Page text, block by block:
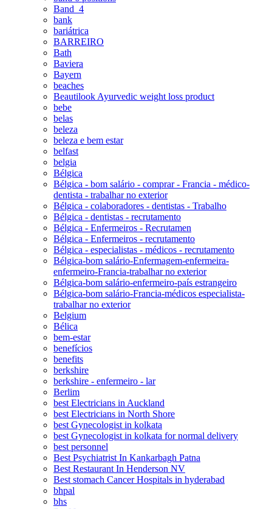
Band_4
bank
bariátrica
BARREIRO
Bath
Baviera
Bayern
beaches
Beautilook Ayurvedic weight loss product
bebe
belas
beleza
beleza e bem estar
belfast
belgia
Bélgica
Bélgica - bom salário - comprar - Francia - médico-
dentista - trabalhar no exterior
Bélgica - colaboradores - dentistas - Trabalho
Bélgica - dentistas - recrutamento
Bélgica - Enfermeiros - Recrutamen
Bélgica - Enfermeiros - recrutamento
Bélgica - especialistas - médicos - recrutamento
Bélgica-bom salário-Enfermagem-enfermeira-
enfermeiro-Francia-trabalhar no exterior
Bélgica-bom salário-enfermeiro-país estrangeiro
Bélgica-bom salário-Francia-médicos especialista-
trabalhar no exterior
Belgium
Bélica
bem-estar
benefícios
benefits
berkshire
berkshire - enfermeiro - lar
Berlim
best Electricians in Auckland
best Electricians in North Shore
best Gynecologist in kolkata
best Gynecologist in kolkata for normal delivery
best personnel
Best Psychiatrist In Kankarbagh Patna
Best Restaurant In Henderson NV
Best stomach Cancer Hospitals in hyderabad
bhpal
bhs